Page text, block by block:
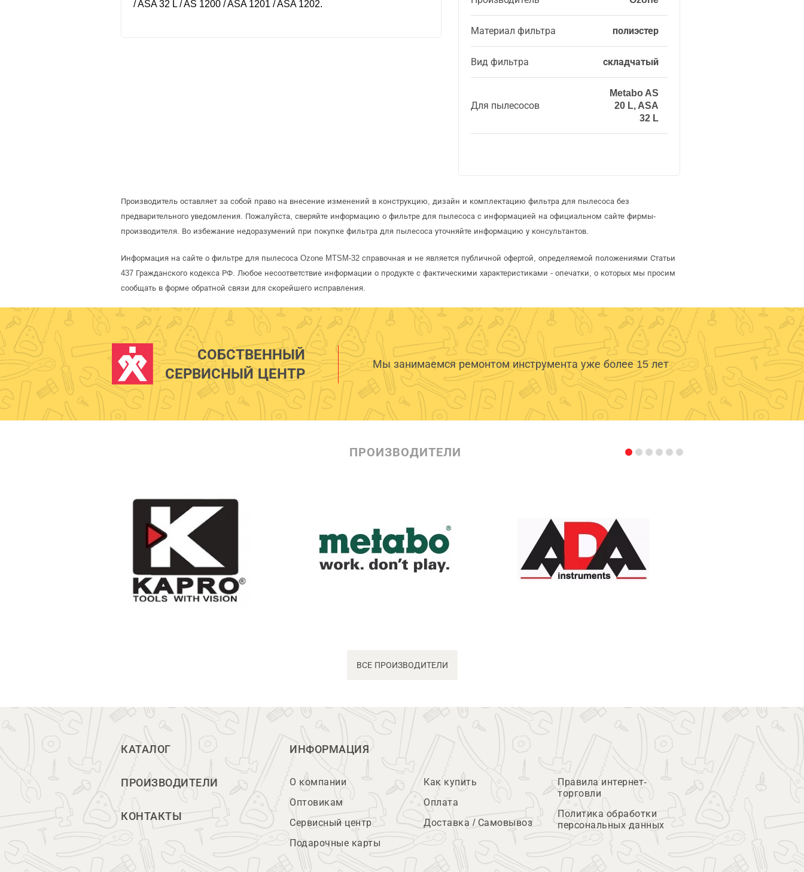
Материал фильтра полиэстер
Вид фильтра складчатый
Для пылесосов
Metabo AS
20 L, ASA
32 L
/ ASA 32 L / AS 1200 / ASA 1201 / ASA 1202.
Производитель оставляет за собой право на внесение изменений в конструкцию, дизайн и комплектацию фильтра для пылесоса без
предварительного уведомления. Пожалуйста, сверяйте информацию о фильтре для пылесоса с информацией на официальном сайте фирмы-
производителя. Во избежание недоразумений при покупке фильтра для пылесоса уточняйте информацию у консультантов.
Информация на сайте о фильтре для пылесоса Ozone MTSM-32 справочная и не является публичной офертой, определяемой положениями Статьи
437 Гражданского кодекса РФ. Любое несоответствие информации о продукте с фактическими характеристиками - опечатки, о которых мы просим
сообщать в форме обратной связи для скорейшего исправления.
СОБСТВЕННЫЙ
СЕРВИСНЫЙ ЦЕНТР
Мы занимаемся ремонтом инструмента уже более 15 лет
ПРОИЗВОДИТЕЛИ
ВСЕ ПРОИЗВОДИТЕЛИ
КАТАЛОГ
ПРОИЗВОДИТЕЛИ
КОНТАКТЫ
ИНФОРМАЦИЯ
О компании
Оптовикам
Сервисный центр
Подарочные карты
Как купить
Оплата
Доставка / Самовывоз
Правила интернет-
торговли
Политика обработки
персональных данных